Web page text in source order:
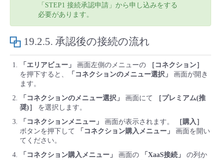
「STEP1 接続承認申請」から申し込みをする
必要があります。
19.2.5. 承認後の接続の流れ
「エリアビュー」 画面左側のメニューの
［コネクション］
を押下すると、
「コネクションのメニュー選択」
画面が開き
ます。
「コネクションのメニュー選択」
画面にて
［プレミアム(推
奨)］
を選択します。
「コネクションメニュー」
画面が表示されます。
［購入］
ボタンを押下して
「コネクション購入メニュー」
画面を開い
てください。
「コネクション購入メニュー」
画面の 「XaaS接続」
の列か